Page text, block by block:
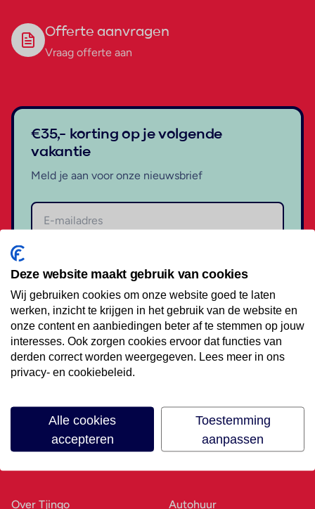
Offerte aanvragen
Vraag offerte aan
€35,- korting op je volgende
vakantie
Meld je aan voor onze nieuwsbrief
Volg ons op social media
Over Tjingo Autohuur
Deze website maakt gebruik van cookies
Wij gebruiken cookies om onze website goed te laten
werken, inzicht te krijgen in het gebruik van de website en
onze content en aanbiedingen beter af te stemmen op jouw
interesses. Ook zorgen cookies ervoor dat functies van
derden correct worden weergegeven. Lees meer in ons
privacy- en cookiebeleid.
Alle cookies
accepteren
Toestemming
aanpassen